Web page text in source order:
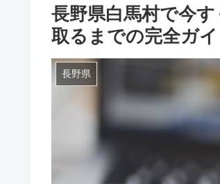
長野県白馬村で今
取るまでの完全ガ
長野県